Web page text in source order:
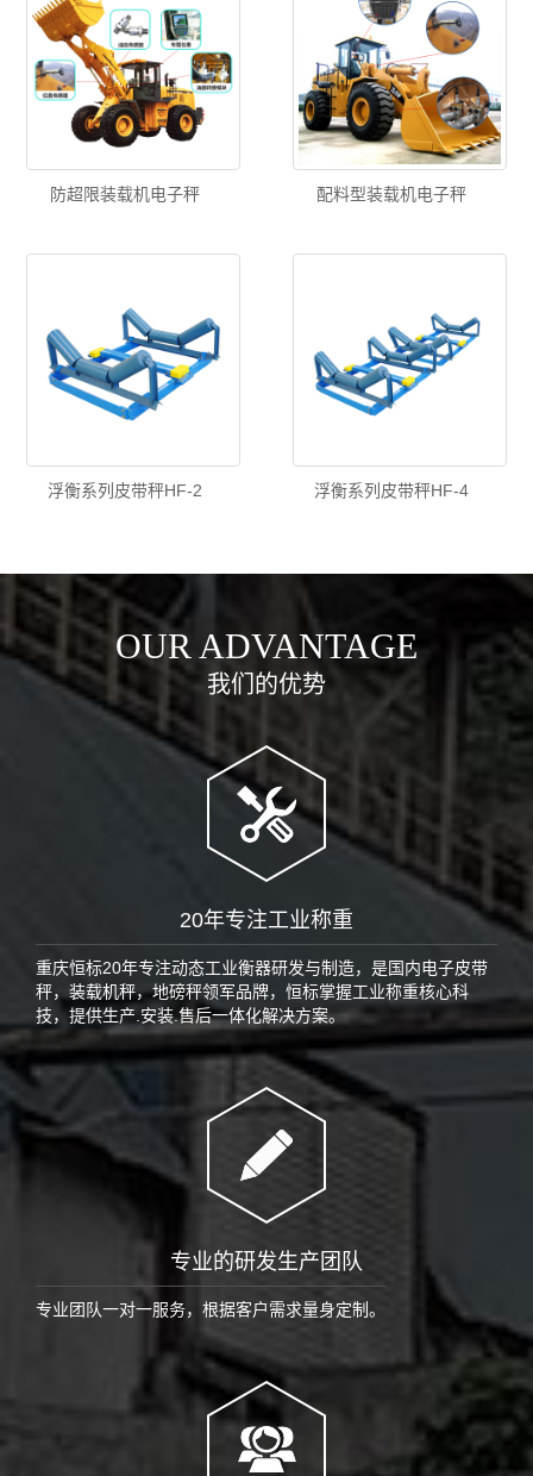
防超限装载机电子秤 配料型装载机电子秤
浮衡系列皮带秤HF-2 浮衡系列皮带秤HF-4
OUR ADVANTAGE
我们的优势
20年专注工业称重
重庆恒标20年专注动态工业衡器研发与制造，是国内电子皮带
秤，装载机秤，地磅秤领军品牌，恒标掌握工业称重核心科
技，提供生产.安装.售后一体化解决方案。
专业的研发生产团队
专业团队一对一服务，根据客户需求量身定制。